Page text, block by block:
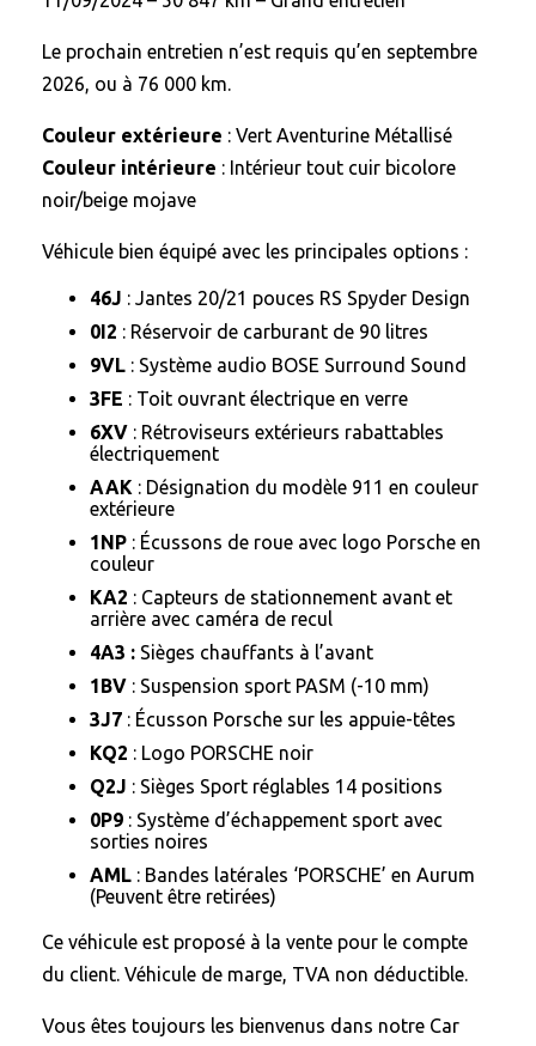
Le prochain entretien n’est requis qu’en septembre
2026, ou à 76 000 km.
Couleur extérieure : Vert Aventurine Métallisé
Couleur intérieure : Intérieur tout cuir bicolore
noir/beige mojave
Véhicule bien équipé avec les principales options :
46J : Jantes 20/21 pouces RS Spyder Design
0I2 : Réservoir de carburant de 90 litres
9VL : Système audio BOSE Surround Sound
3FE : Toit ouvrant électrique en verre
6XV : Rétroviseurs extérieurs rabattables
électriquement
AAK : Désignation du modèle 911 en couleur
extérieure
1NP : Écussons de roue avec logo Porsche en
couleur
KA2 : Capteurs de stationnement avant et
arrière avec caméra de recul
4A3 : Sièges chauffants à l’avant
1BV : Suspension sport PASM (-10 mm)
3J7 : Écusson Porsche sur les appuie-têtes
KQ2 : Logo PORSCHE noir
Q2J : Sièges Sport réglables 14 positions
0P9 : Système d’échappement sport avec
sorties noires
AML : Bandes latérales ‘PORSCHE’ en Aurum
(Peuvent être retirées)
Ce véhicule est proposé à la vente pour le compte
du client. Véhicule de marge, TVA non déductible.
Vous êtes toujours les bienvenus dans notre Car